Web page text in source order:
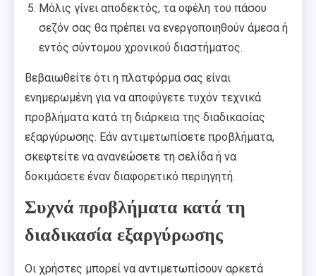
Μόλις γίνει αποδεκτός, τα οφέλη του πάσου
σεζόν σας θα πρέπει να ενεργοποιηθούν άμεσα ή
εντός σύντομου χρονικού διαστήματος.
Βεβαιωθείτε ότι η πλατφόρμα σας είναι
ενημερωμένη για να αποφύγετε τυχόν τεχνικά
προβλήματα κατά τη διάρκεια της διαδικασίας
εξαργύρωσης. Εάν αντιμετωπίσετε προβλήματα,
σκεφτείτε να ανανεώσετε τη σελίδα ή να
δοκιμάσετε έναν διαφορετικό περιηγητή.
Συχνά προβλήματα κατά τη
διαδικασία εξαργύρωσης
Οι χρήστες μπορεί να αντιμετωπίσουν αρκετά